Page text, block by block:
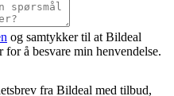
og samtykker til at Bildeal
å besvare min henvendelse.
fra Bildeal med tilbud,